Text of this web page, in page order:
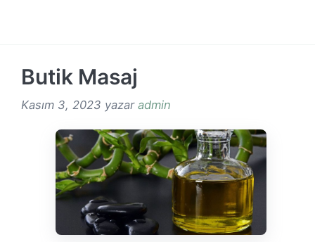
Butik Masaj
Kasım 3, 2023 yazar admin